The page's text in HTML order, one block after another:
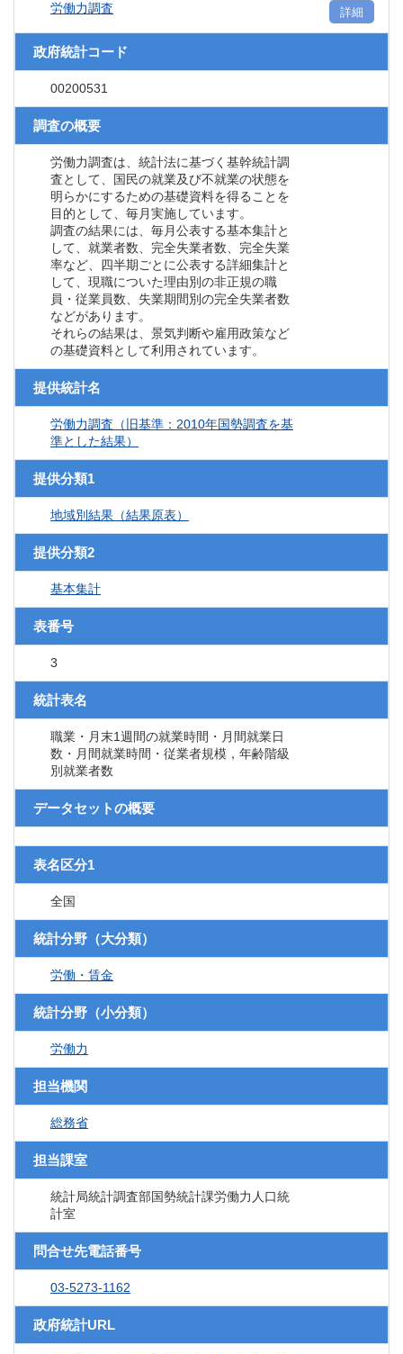
労働力調査 詳細
政府統計コード
00200531
調査の概要
労働力調査は、統計法に基づく基幹統計調
査として、国民の就業及び不就業の状態を
明らかにするための基礎資料を得ることを
目的として、毎月実施しています。
調査の結果には、毎月公表する基本集計と
して、就業者数、完全失業者数、完全失業
率など、四半期ごとに公表する詳細集計と
して、現職についた理由別の非正規の職
員・従業員数、失業期間別の完全失業者数
などがあります。
それらの結果は、景気判断や雇用政策など
の基礎資料として利用されています。
提供統計名
労働力調査（旧基準：2010年国勢調査を基
準とした結果）
提供分類1
地域別結果（結果原表）
提供分類2
基本集計
表番号
3
統計表名
職業・月末1週間の就業時間・月間就業日
数・月間就業時間・従業者規模，年齢階級
別就業者数
データセットの概要
表名区分1
全国
統計分野（大分類）
労働・賃金
統計分野（小分類）
労働力
担当機関
総務省
担当課室
統計局統計調査部国勢統計課労働力人口統
計室
問合せ先電話番号
03-5273-1162
政府統計URL